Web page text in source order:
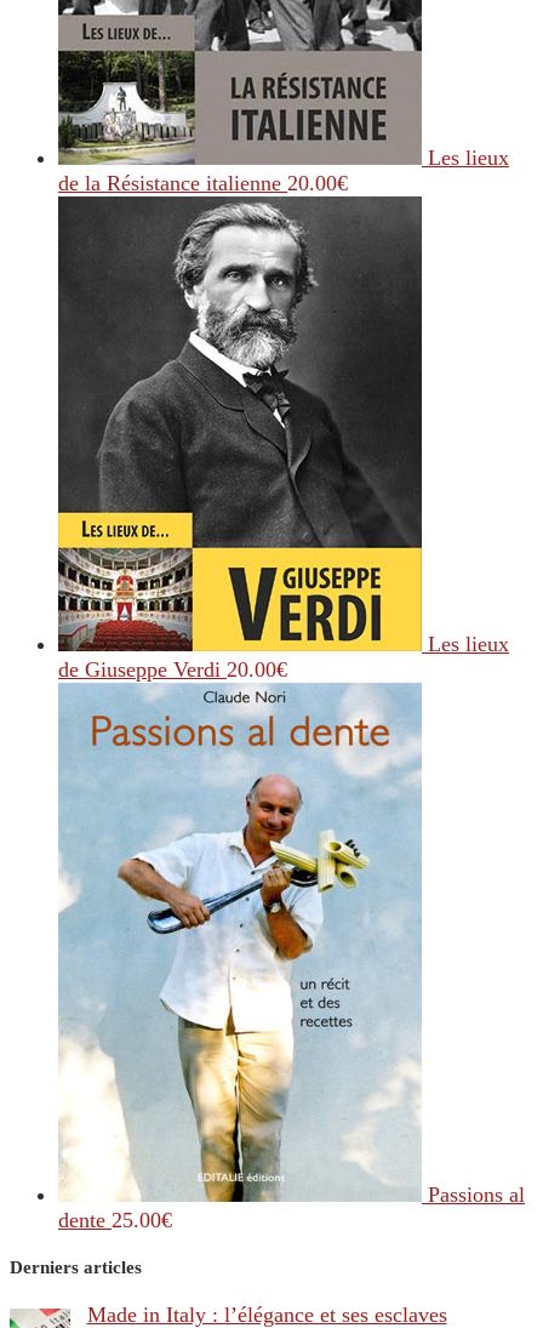
Les lieux
de la Résistance italienne 20.00€
Les lieux
de Giuseppe Verdi 20.00€
Passions al
dente 25.00€
Derniers articles
Made in Italy : l’élégance et ses esclaves